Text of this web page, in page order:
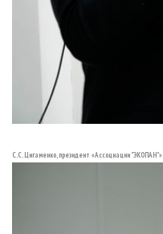
С.С. Цигаменко, президент «Ассоциации "ЭКОПАН"»